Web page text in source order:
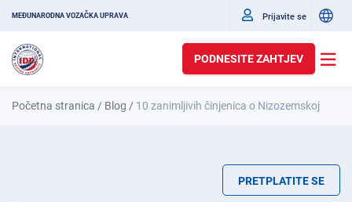
MEĐUNARODNA VOZAČKA UPRAVA Prijavite se
PODNESITE ZAHTJEV
Početna stranica / Blog / 10 zanimljivih činjenica o Nizozemskoj
PRETPLATITE SE